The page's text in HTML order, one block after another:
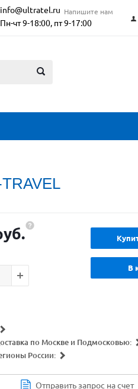
info@ultratel.ru Напишите нам
Пн-чт 9-18:00, пт 9-17:00
В
по Москве и Подмосковью:
России:
Отправить запрос на счет